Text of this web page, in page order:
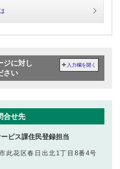
ジに対し
さい
入力欄を開く
合せ先
ビス課住民登録担当
花区春日出北1丁目8番4号